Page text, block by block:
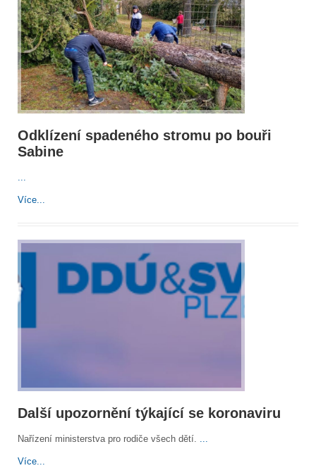
Odklízení spadeného stromu po bouři
Sabine
...
Více...
Další upozornění týkající se koronaviru
Nařízení ministerstva pro rodiče všech dětí. ...
Více...